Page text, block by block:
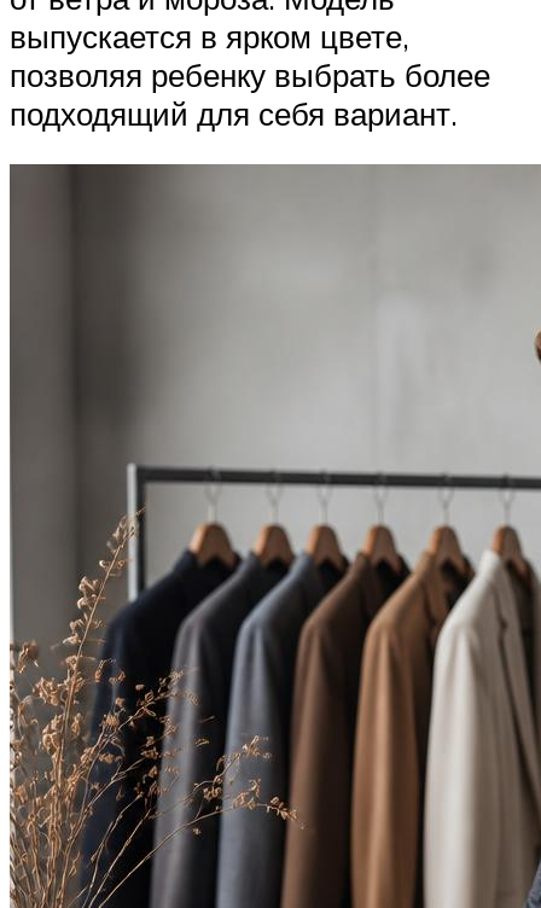
выпускается в ярком цвете,
позволяя ребенку выбрать более
подходящий для себя вариант.